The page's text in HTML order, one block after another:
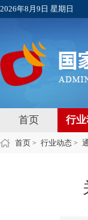
2026年8月9日 星期日
首页 行
首页 > 行业动态 >